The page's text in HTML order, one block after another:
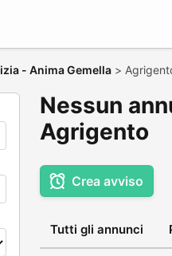
- Anima Gemella >
Nessun
Agrigento
Crea avviso
Tutti gli annunci